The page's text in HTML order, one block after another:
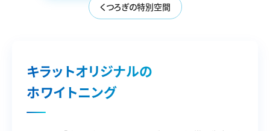
くつろぎの特別空間
キラットオリジナルの
ホワイトニング